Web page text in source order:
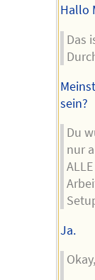
Hallo
Das
sein?
Du
nur
Ja.